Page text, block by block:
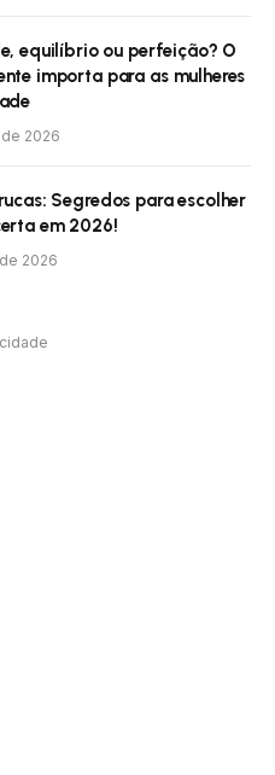
equilíbrio ou perfeição? O
importa para as mulheres
2026
Segredos para escolher
em 2026!
2026